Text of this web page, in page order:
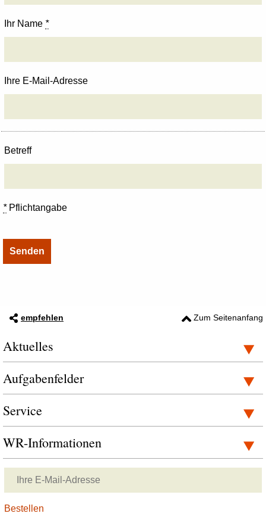
Ihr Name *
Ihre E-Mail-Adresse
Betreff
*Pflichtangabe
empfehlen Zum Seitenanfang
Aktuelles
Aufgabenfelder
Service
WR-Informationen